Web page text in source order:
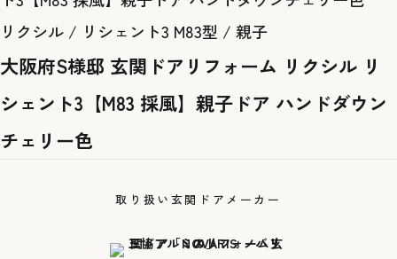
リクシル / リシェント3 M83型 / 親子
大阪府S様邸 玄関ドアリフォーム リクシル リ
シェント3【M83 採風】親子ドア ハンドダウン
チェリー色
取り扱い玄関ドアメーカー